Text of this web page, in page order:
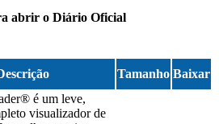
abrir o Diário Oficial
Tamanho Baixar
é um leve,
visualizador de